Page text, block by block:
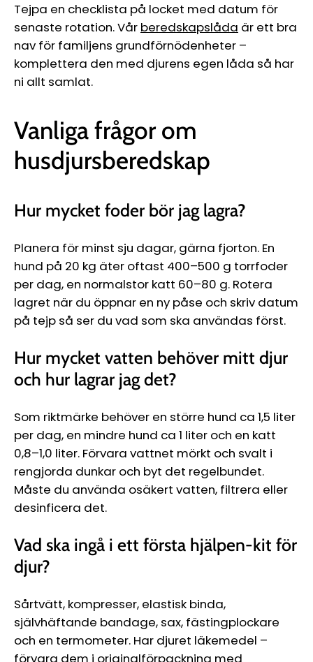
Tejpa en checklista på locket med datum för
senaste rotation. Vår beredskapslåda är ett bra
nav för familjens grundförnödenheter –
komplettera den med djurens egen låda så har
ni allt samlat.
Vanliga frågor om
husdjursberedskap
Hur mycket foder bör jag lagra?
Planera för minst sju dagar, gärna fjorton. En
hund på 20 kg äter oftast 400–500 g torrfoder
per dag, en normalstor katt 60–80 g. Rotera
lagret när du öppnar en ny påse och skriv datum
på tejp så ser du vad som ska användas först.
Hur mycket vatten behöver mitt djur
och hur lagrar jag det?
Som riktmärke behöver en större hund ca 1,5 liter
per dag, en mindre hund ca 1 liter och en katt
0,8–1,0 liter. Förvara vattnet mörkt och svalt i
rengjorda dunkar och byt det regelbundet.
Måste du använda osäkert vatten, filtrera eller
desinficera det.
Vad ska ingå i ett första hjälpen-kit för
djur?
Sårtvätt, kompresser, elastisk binda,
självhäftande bandage, sax, fästingplockare
och en termometer. Har djuret läkemedel –
förvara dem i originalförpackning med